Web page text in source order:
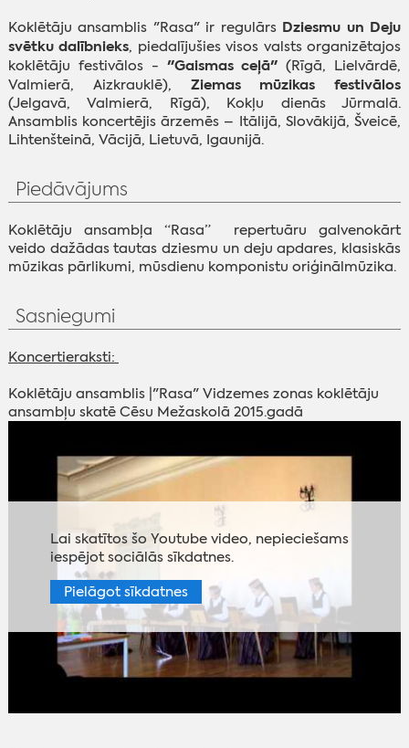
Koklētāju ansamblis "Rasa" ir regulārs Dziesmu un Deju
svētku dalībnieks, piedalījušies visos valsts organizētajos
koklētāju festivālos - "Gaismas ceļā" (Rīgā, Lielvārdē,
Valmierā, Aizkrauklē), Ziemas mūzikas festivālos
(Jelgavā, Valmierā, Rīgā), Kokļu dienās Jūrmalā.
Ansamblis koncertējis ārzemēs – Itālijā, Slovākijā, Šveicē,
Lihtenšteinā, Vācijā, Lietuvā, Igaunijā.
Piedāvājums
Koklētāju ansambļa “Rasa” repertuāru galvenokārt
veido dažādas tautas dziesmu un deju apdares, klasiskās
mūzikas pārlikumi, mūsdienu komponistu oriģinālmūzika.
Sasniegumi
Koncertieraksti:
Koklētāju ansamblis |"Rasa" Vidzemes zonas koklētāju
ansambļu skatē Cēsu Mežaskolā 2015.gadā
Lai skatītos šo Youtube video, nepieciešams
iespējot sociālās sīkdatnes.
Pielāgot sīkdatnes